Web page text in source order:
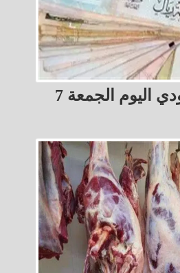
أسعار الريال السعودي اليوم الجمعة 7